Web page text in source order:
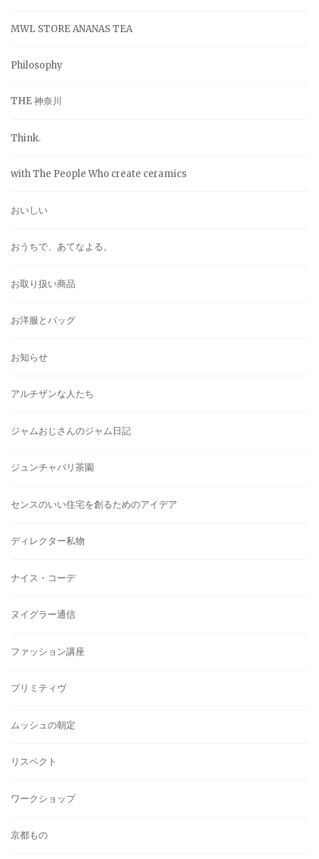
MWL STORE ANANAS TEA
Philosophy
THE 神奈川
Think.
with The People Who create ceramics
おいしい
おうちで、あてなよる。
お取り扱い商品
お洋服とバッグ
お知らせ
アルチザンな人たち
ジャムおじさんのジャム日記
ジュンチャバリ茶園
センスのいい住宅を創るためのアイデア
ディレクター私物
ナイス・コーデ
ヌイグラー通信
ファッション講座
プリミティヴ
ムッシュの朝定
リスペクト
ワークショップ
京都もの